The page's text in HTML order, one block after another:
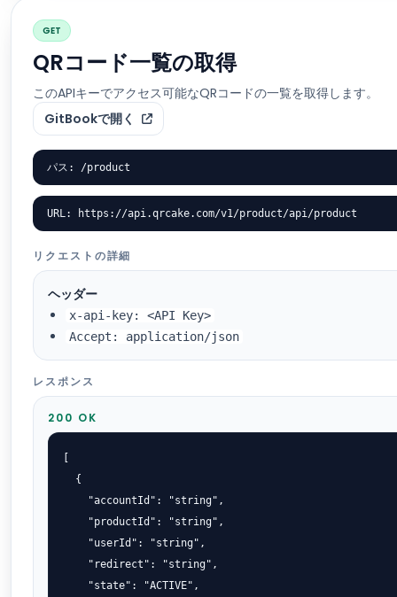
GET
QRコード一覧の取得
このAPIキーでアクセス可能なQRコードの一覧を取得します。
GitBookで開く
パス: /product
URL: https://api.qrcake.com/v1/product/api/product
リクエストの詳細
ヘッダー
x-api-key: <API Key>
Accept: application/json
レスポンス
200 OK
  {
    "accountId": "string",
    "productId": "string",
    "userId": "string",
    "redirect": "string",
    "state": "ACTIVE",